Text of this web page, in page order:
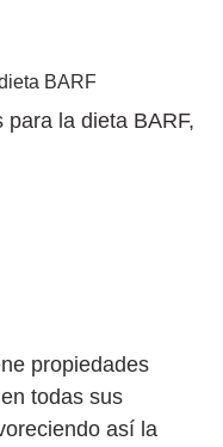
BARF
la dieta BARF,
propiedades
todas sus
así la